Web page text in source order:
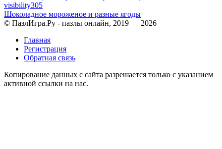
visibility305
Шоколадное мороженое и разные ягоды
© ПазлИгра.Ру - пазлы онлайн, 2019 — 2026
Главная
Регистрация
Обратная связь
Копирование данных с сайта разрешается только с указанием
активной ссылки на нас.